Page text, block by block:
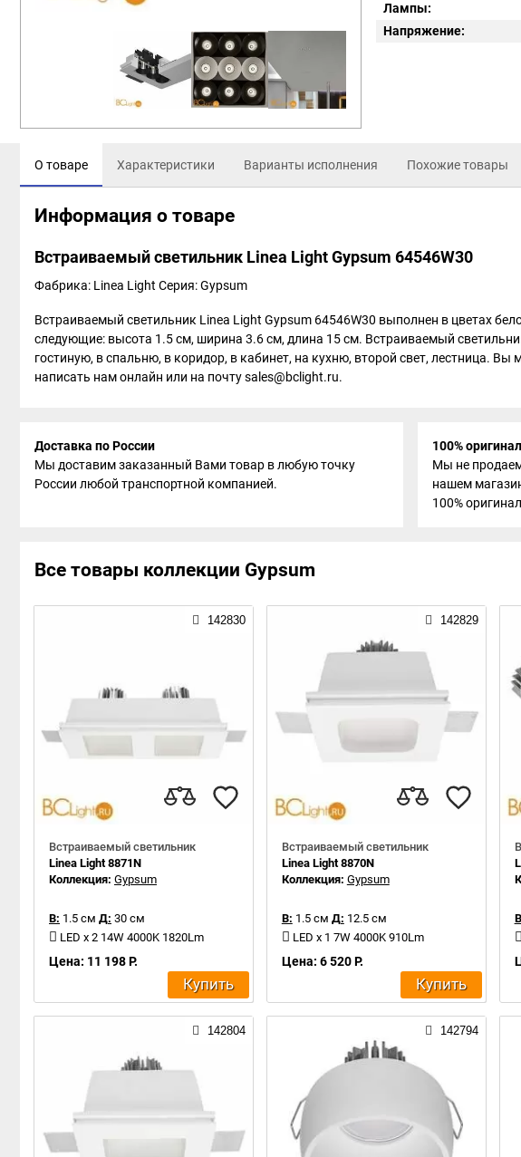
Лампы:
Напряжение:
О товаре Характеристики Варианты исполнения Похожие товары
Информация о товаре
Встраиваемый светильник Linea Light Gypsum 64546W30
Фабрика: Linea Light Серия: Gypsum
Встраиваемый светильник Linea Light Gypsum 64546W30 выполнен в цветах
следующие: высота 1.5 см, ширина 3.6 см, длина 15 см. Встраиваемый
гостиную, в спальню, в коридор, в кабинет, на кухню, второй свет, лестница.
написать нам онлайн или на почту sales@bclight.ru.
Доставка по России
Мы доставим заказанный Вами товар в любую точку
России любой транспортной компанией.
100% оригинал
Мы не
нашем
100%
Все товары коллекции Gypsum
142830
Встраиваемый светильник
Linea Light 8871N
Коллекция: Gypsum
В: 1.5 см Д: 30 см
LED x 2 14W 4000K 1820Lm
Цена: 11 198 Р.
Купить
142829
Встраиваемый светильник
Linea Light 8870N
Коллекция: Gypsum
В: 1.5 см Д: 12.5 см
LED x 1 7W 4000K 910Lm
Цена: 6 520 Р.
Купить
142804 142794